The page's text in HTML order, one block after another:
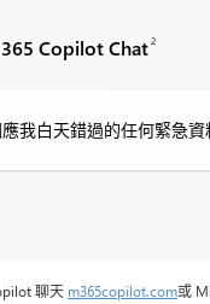
Copilot Chat2
我白天錯過的任何緊急資
聊天 m365copilot.com或